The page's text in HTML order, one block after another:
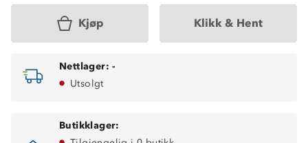
Kjøp Klikk & Hent
Nettlager: -
Utsolgt
Butikklager: